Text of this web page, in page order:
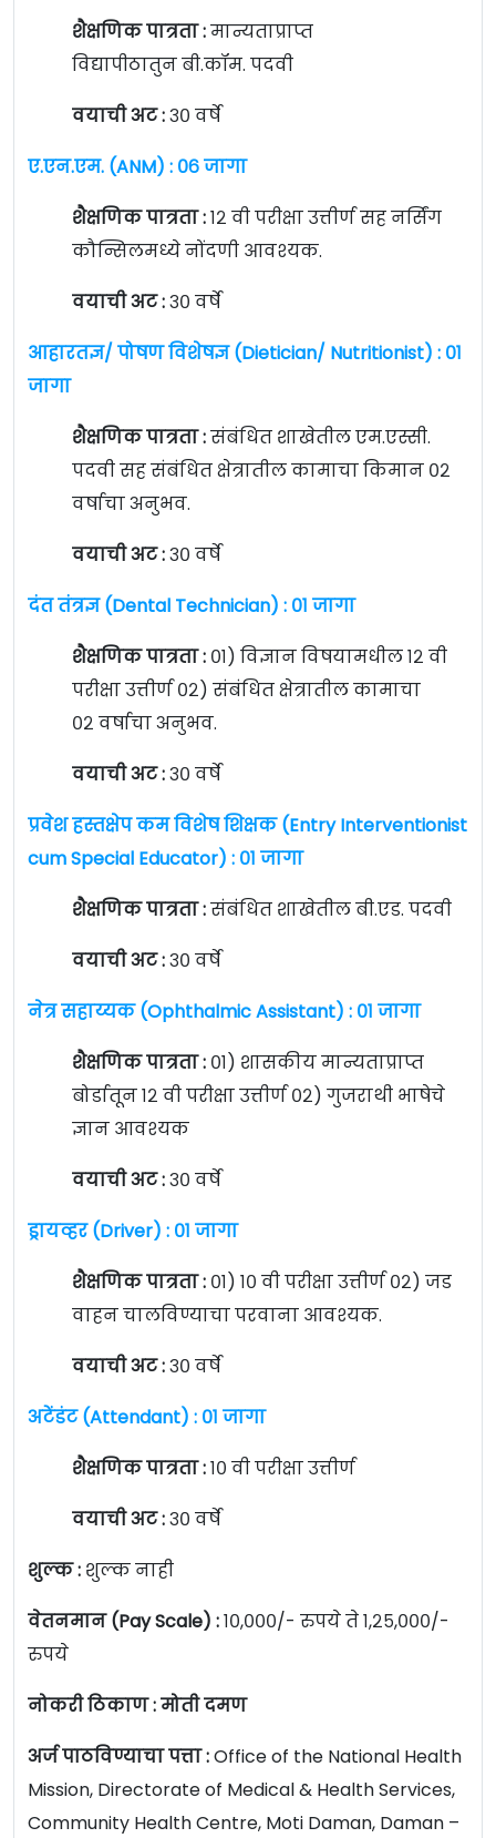
शैक्षणिक पात्रता :मान्यताप्राप्त
विद्यापीठातुन बी.कॉम. पदवी
वयाची अट :३० वर्षे
ए.एन.एम. (ANM) : ०६ जागा
शैक्षणिक पात्रता :१२ वी परीक्षा उत्तीर्ण सह नर्सिंग
कौन्सिलमध्ये नोंदणी आवश्यक.
वयाची अट :३० वर्षे
आहारतज्ञ/ पोषण विशेषज्ञ (Dietician/ Nutritionist) : ०१
जागा
शैक्षणिक पात्रता :संबंधित शाखेतील एम.एस्सी.
पदवी सह संबंधित क्षेत्रातील कामाचा किमान ०२
वर्षाचा अनुभव.
वयाची अट :३० वर्षे
दंत तंत्रज्ञ (Dental Technician) : ०१ जागा
शैक्षणिक पात्रता : ०१) विज्ञान विषयामधील १२ वी
परीक्षा उत्तीर्ण ०२) संबंधित क्षेत्रातील कामाचा
०२ वर्षाचा अनुभव.
वयाची अट :३० वर्षे
प्रवेश हस्तक्षेप कम विशेष शिक्षक (Entry Interventionist
cum Special Educator) : ०१ जागा
शैक्षणिक पात्रता :संबंधित शाखेतील बी.एड. पदवी
वयाची अट :३० वर्षे
नेत्र सहाय्यक (Ophthalmic Assistant) : ०१ जागा
शैक्षणिक पात्रता : ०१) शासकीय मान्यताप्राप्त
बोर्डातून १२ वी परीक्षा उत्तीर्ण ०२) गुजराथी भाषेचे
ज्ञान आवश्यक
वयाची अट :३० वर्षे
ड्रायव्हर (Driver) : ०१ जागा
शैक्षणिक पात्रता : ०१) १० वी परीक्षा उत्तीर्ण ०२) जड
वाहन चालविण्याचा परवाना आवश्यक.
वयाची अट :३० वर्षे
अटेंडंट (Attendant) : ०१ जागा
शैक्षणिक पात्रता :१० वी परीक्षा उत्तीर्ण
वयाची अट :३० वर्षे
शुल्क : शुल्क नाही
वेतनमान (Pay Scale) :१०,०००/- रुपये ते १,२५,०००/-
रुपये
नोकरी ठिकाण : मोती दमण
अर्ज पाठविण्याचा पत्ता :Office of the National Health
Mission, Directorate of Medical & Health Services,
Community Health Centre, Moti Daman, Daman –